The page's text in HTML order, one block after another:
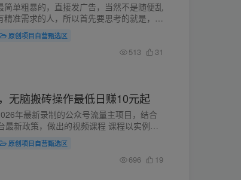
简单粗暴的，直接发广告，当然不是随便乱
精准需求的人，所以首先要思考的就是，我
的主要客户画像是哪些人。 当然是想做
没有虚拟货...
原创项目自营甄选区
513 31
无脑搬砖操作最低日赚10元起
年最新录制的公众号流量主项目，结合
最新政策，做出的视频课程 课程以实例的
解具体某个实操领域 不仅让学员举一反
的方法 按照视...
原创项目自营甄选区
696 19